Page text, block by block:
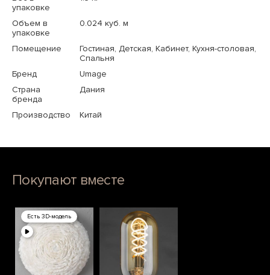
упаковке
Объем в
упаковке
0.024 куб. м
Помещение
Гостиная, Детская, Кабинет, Кухня-столовая,
Спальня
Бренд
Umage
Страна
бренда
Дания
Производство Китай
Покупают вместе
Есть 3D-модель